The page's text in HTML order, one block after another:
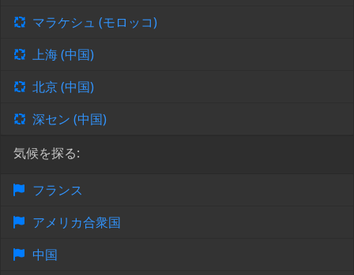
マラケシュ (モロッコ)
上海 (中国)
北京 (中国)
深セン (中国)
気候を探る:
フランス
アメリカ合衆国
中国